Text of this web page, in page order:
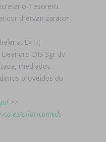
Tesorero.
thervan zarator
Éx HJ
DIS Sgr do
mediados
proveídos do
>>
pilaricameds-